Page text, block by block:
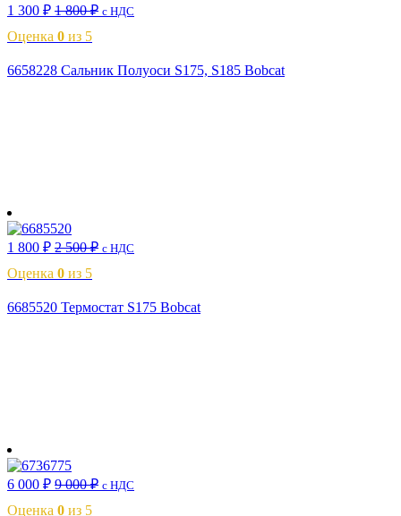
1 300 ₽ 1 800₽ с НДС
Оценка 0 из 5
6658228 Сальник Полуоси S175, S185 Bobcat
1 800 ₽ 2 500₽ с НДС
Оценка 0 из 5
6685520 Термостат S175 Bobcat
6 000 ₽ 9 000₽ с НДС
Оценка 0 из 5